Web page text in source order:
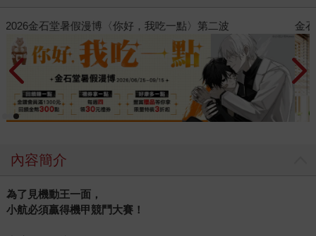
金石堂2026海外優惠：電子書
內容簡介
為了見機動王一面，
小航必須贏得機甲競鬥大賽！